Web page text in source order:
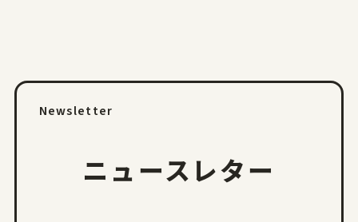
Newsletter
ニュースレター